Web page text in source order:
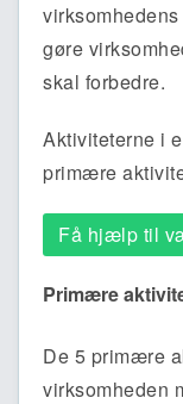
gøre
skal forbedre.
Aktiviteterne i
primære
Få hjælp til
Primære
De 5 primære
virksomheden